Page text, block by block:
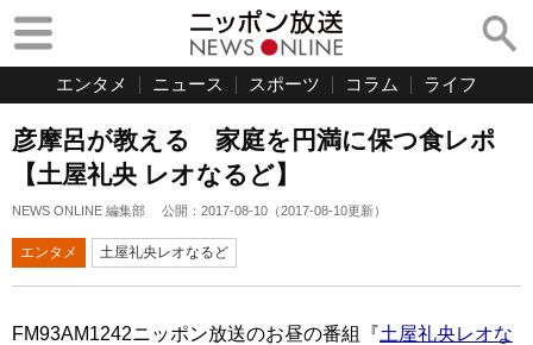
エンタメ ニュース スポーツ コラム ライフ
彦摩呂が教える 家庭を円満に保つ食レポ
【土屋礼央 レオなるど】
NEWS ONLINE 編集部 公開： 2017-08-10 （2017-08-10更新）
エンタメ 土屋礼央レオなるど
FM93AM1242ニッポン放送のお昼の番組『土屋礼央レオな